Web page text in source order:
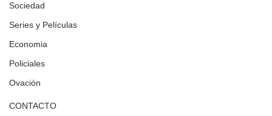
Sociedad
Series y Películas
Economia
Policiales
Ovación
CONTACTO